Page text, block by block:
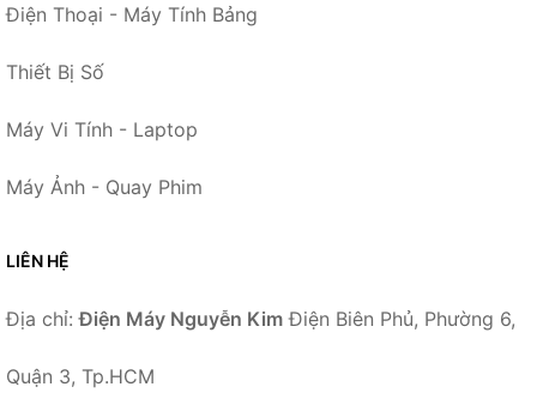
Điện Thoại - Máy Tính Bảng
Thiết Bị Số
Máy Vi Tính - Laptop
Máy Ảnh - Quay Phim
LIÊN HỆ
Địa chỉ:Điện Máy Nguyễn Kim Điện Biên Phủ, Phường 6,
Quận 3, Tp.HCM